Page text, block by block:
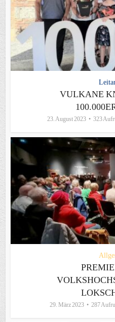
VULKANE
23. August 2023 323
29. März 2023 287